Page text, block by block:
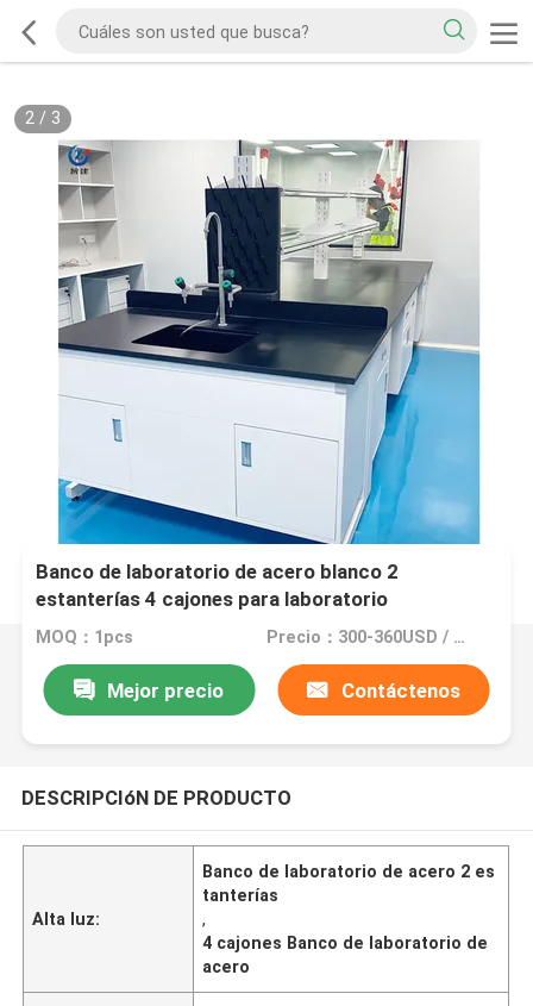
2/ 3
Banco de laboratorio de acero blanco 2
estanterías 4 cajones para laboratorio
MOQ：1pcs Precio：300-360USD / meter
Mejor precio Contáctenos
DESCRIPCIóN DE PRODUCTO
Alta luz:
Banco de laboratorio de acero 2 es
tanterías
,
4 cajones Banco de laboratorio de
acero